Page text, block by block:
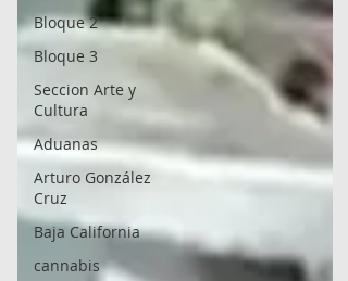
Bloque 2
Bloque 3
Seccion Arte y
Cultura
Aduanas
Arturo González
Cruz
Baja California
cannabis